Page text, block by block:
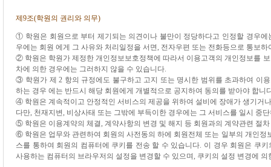
제9조(학원의 권리와 의무)
① 학원은 회원으로 부터 제기되는 의견이나 불만이 정당하다고 인정할 경우
우에는 회원 에게 그 사유와 처리일정을 서면, 전자우편 또는 전화등으로 통보하
② 학원은 학원가 제정한 개인정보보호정책에 따라서 이용고객의 개인정보를
차에 의한 경우에는 그러하지 않을 수 있습니다.
③ 학원가 제 2 항의 규정에도 불구하고 고지 또는 명시한 범위를 초과하여 이
하는 경우 에는 반드시 해당 회원에게 개별적으로 공지하여 동의를 받아야 합니
④ 학원은 계속적이고 안정적인 서비스의 제공을 위하여 설비에 장애가 생기거
다만, 천재지변, 비상사태 또는 그밖에 부득이한 경우에는 그 서비스를 일시 중
⑤ 학원은 이용계약의 체결, 계약사항의 변경 및 해지 등 회원과의 계약관련 절
⑥ 학원은 업무와 관련하여 회원의 사전동의 하에 회원전체 또는 일부의 개인정
스를 통하여 회원의 컴퓨터에 쿠키를 전송 할 수 있습니다. 이 경우 회원은 쿠
사용하는 컴퓨터의 브라우저의 설정을 변경할 수 있으며, 쿠키의 설정 변경에